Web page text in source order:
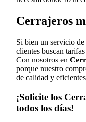
Cerrajeros
Si bien un servicio de
clientes buscan
Con nosotros en
porque nuestro
de calidad y
¡Solicite los
todos los días!